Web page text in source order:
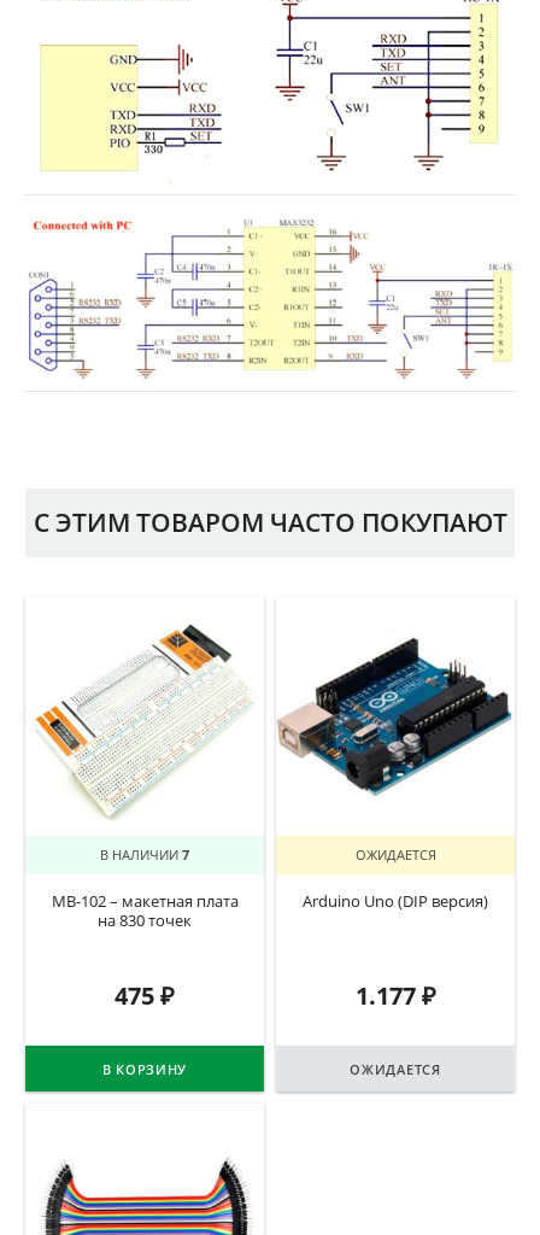
С ЭТИМ ТОВАРОМ ЧАСТО ПОКУПАЮТ
В НАЛИЧИИ 7
MB-102 – макетная плата
на 830 точек
475₽
В КОРЗИНУ
ОЖИДАЕТСЯ
Arduino Uno (DIP версия)
1.177₽
ОЖИДАЕТСЯ